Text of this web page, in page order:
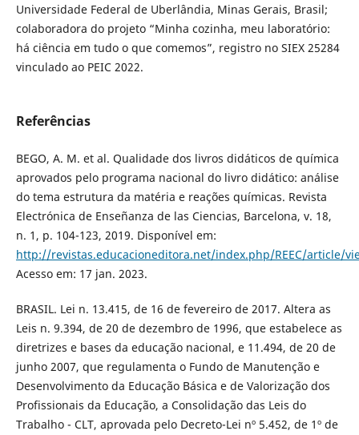
Universidade Federal de Uberlândia, Minas Gerais, Brasil;
colaboradora do projeto “Minha cozinha, meu laboratório:
há ciência em tudo o que comemos”, registro no SIEX 25284
vinculado ao PEIC 2022.
Referências
BEGO, A. M. et al. Qualidade dos livros didáticos de química
aprovados pelo programa nacional do livro didático: análise
do tema estrutura da matéria e reações químicas. Revista
Electrónica de Enseñanza de las Ciencias, Barcelona, v. 18,
n. 1, p. 104-123, 2019. Disponível em:
http://revistas.educacioneditora.net/index.php/REEC/article/
Acesso em: 17 jan. 2023.
BRASIL. Lei n. 13.415, de 16 de fevereiro de 2017. Altera as
Leis n. 9.394, de 20 de dezembro de 1996, que estabelece as
diretrizes e bases da educação nacional, e 11.494, de 20 de
junho 2007, que regulamenta o Fundo de Manutenção e
Desenvolvimento da Educação Básica e de Valorização dos
Profissionais da Educação, a Consolidação das Leis do
Trabalho - CLT, aprovada pelo Decreto-Lei nº 5.452, de 1º de